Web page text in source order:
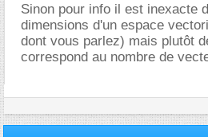
Sinon pour info il est inexacte
dimensions d'un espace
dont vous parlez) mais plutôt
correspond au nombre de